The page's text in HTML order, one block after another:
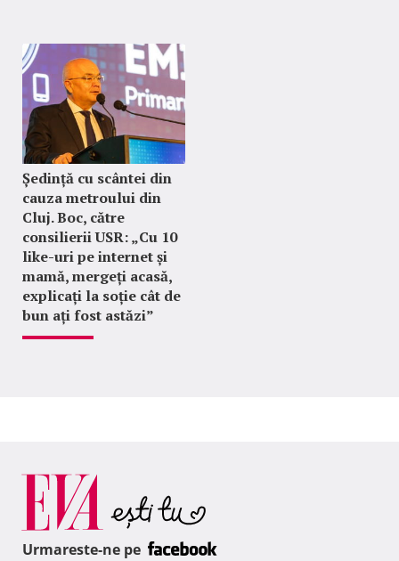
Ședință cu scântei din
cauza metroului din
Cluj. Boc, către
consilierii USR: „Cu 10
like-uri pe internet și
mamă, mergeți acasă,
explicați la soție cât de
bun ați fost astăzi”
Urmareste-ne pe